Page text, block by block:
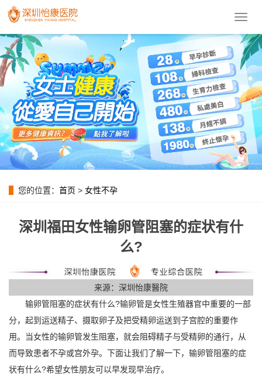
導
菜
單
您的位置： 首页 > 女性不孕
深圳福田女性输卵管阻塞的症状有什
么?
来源：深圳怡康醫院
输卵管阻塞的症状有什么?输卵管是女性生殖器官中重要的一部
分，起到运送精子、摄取卵子及把受精卵运送到子宫腔的重要作
用。当女性的输卵管发生阻塞，就会阻碍精子与受精卵的通行，从
而导致患者不孕或宫外孕。下面让我们了解一下，输卵管阻塞的症
状有什么?希望女性朋友可以早发现早治疗。